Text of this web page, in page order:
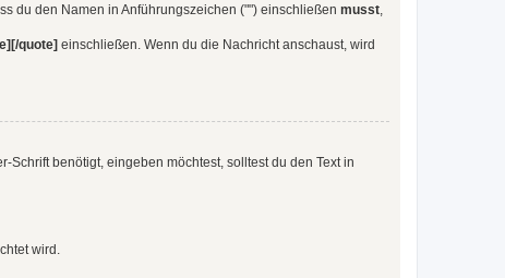
du den Namen in Anführungszeichen ("") einschließen musst,
quote] einschließen. Wenn du die Nachricht anschaust, wird
benötigt, eingeben möchtest, solltest du den Text in
wird.